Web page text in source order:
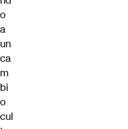
o
a
un
ca
m
bi
o
cul